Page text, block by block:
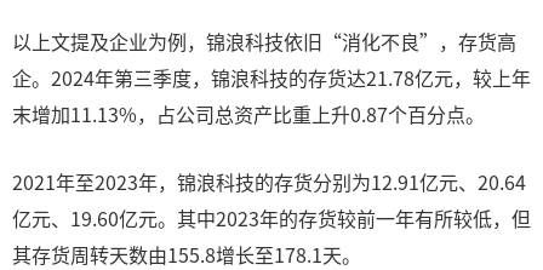
以上文提及企业为例，锦浪科技依旧“消化不良”，存货高
企。2024年第三季度，锦浪科技的存货达21.78亿元，较上年
末增加11.13%，占公司总资产比重上升0.87个百分点。
2021年至2023年，锦浪科技的存货分别为12.91亿元、20.64
亿元、19.60亿元。其中2023年的存货较前一年有所较低，但
其存货周转天数由155.8增长至178.1天。